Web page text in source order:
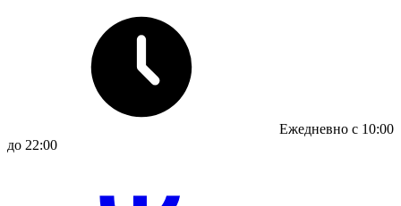
Ежедневно с 10:00
до 22:00